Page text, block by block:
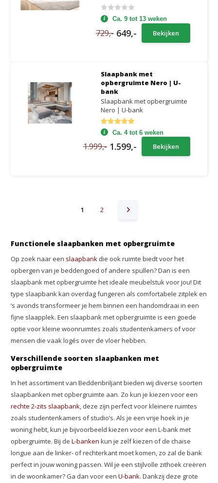
Ca. 9 tot 13 weken
729,- 649,- Bekijken
Slaapbank met
opbergruimte Nero | U-
bank
Slaapbank met opbergruimte
Nero | U-bank
Ca. 4 tot 6 weken
1.999,- 1.599,- Bekijken
1 2
Functionele slaapbanken met opbergruimte
Op zoek naar een slaapbank die ook ruimte biedt voor het
opbergen van je beddengoed of andere spullen? Dan is een
slaapbank met opbergruimte het ideale meubelstuk voor jou! Dit
type slaapbank kan overdag fungeren als comfortabele zitplek en
‘s avonds transformeer je hem binnen een handomdraai in een
fijne slaapplek. Een slaapbank met opbergruimte is een goede
optie voor kleine woonruimtes zoals studentenkamers of voor
mensen die vaak logés over de vloer hebben.
Verschillende soorten slaapbanken met
opbergruimte
In het assortiment van Beddenbriljant bieden wij diverse soorten
slaapbanken met opbergruimte aan. Zo kun je kiezen voor een
rechte 2-zits slaapbank, deze zijn perfect voor kleinere ruimtes
zoals studentenkamers of studio’s. Als je een vrije hoek in je
woning hebt, kun je bijvoorbeeld kiezen voor een L-bank met
opbergruimte. Bij deL-banken kun je zelf kiezen of de chaise
longue aan de linker- of rechterkant moet komen, zo zal de bank
perfect in jouw woning passen. Wil je een stijlvolle zithoek creëren
in de woonkamer? Ga dan voor eenU-bank. Dankzij deze grote